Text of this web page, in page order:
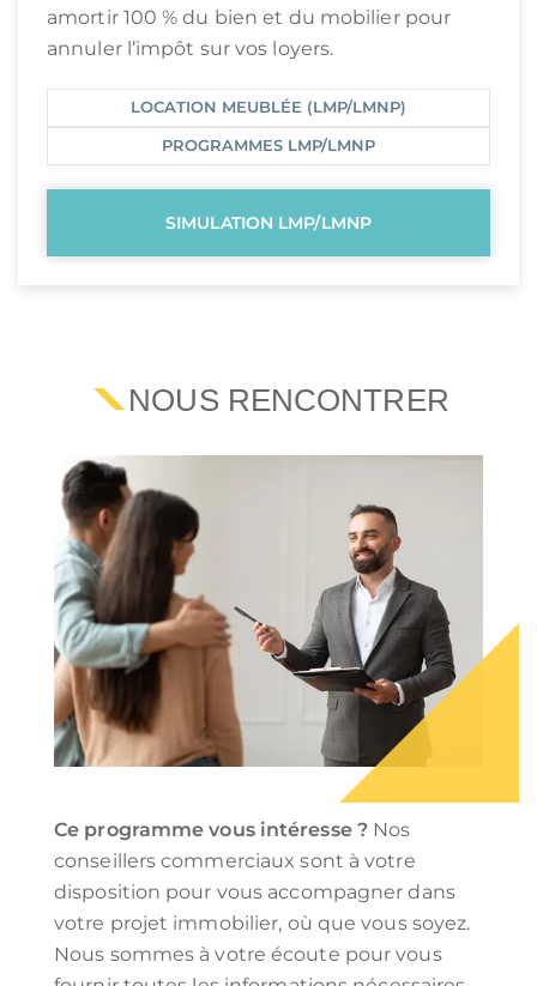
amortir 100 % du bien et du mobilier pour
annuler l’impôt sur vos loyers.
LOCATION MEUBLÉE (LMP/LMNP)
PROGRAMMES LMP/LMNP
SIMULATION LMP/LMNP
NOUS RENCONTRER
Ce programme vous intéresse ?Nos
conseillers commerciaux sont à votre
disposition pour vous accompagner dans
votre projet immobilier, où que vous soyez.
Nous sommes à votre écoute pour vous